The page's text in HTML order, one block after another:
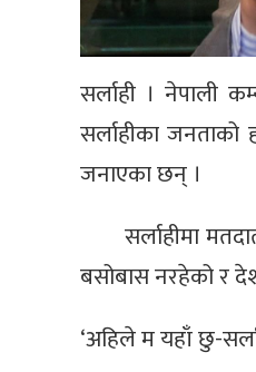
सर्लाही । नेपाली
सर्लाहीका
जनाएका छन् ।
सर्लाहीमा
बसोबास नरहेको र
‘अहिले म यहाँ छु-